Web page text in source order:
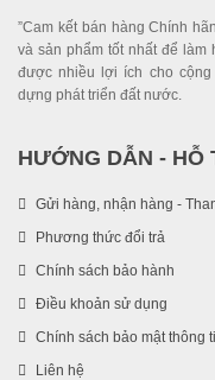
”Cam kết bán hàng Chính
và sản phẩm tốt nhất để làm
được nhiều lợi ích cho
dựng phát triển đất nước.
HƯỚNG DẪN - HỖ
Gửi hàng, nhận hàng -
Phương thức đổi trả
Chính sách bảo hành
Điều khoản sử dụng
Chính sách bảo mật thông
Liên hệ